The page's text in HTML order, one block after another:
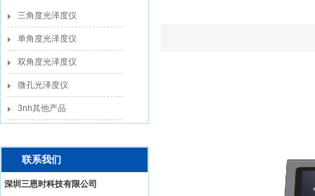
三角度光泽度仪
单角度光泽度仪
双角度光泽度仪
微孔光泽度仪
3nh其他产品
联系我们
深圳三恩时科技有限公司